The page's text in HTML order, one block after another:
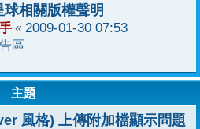
相關版權聲明
« 2009-01-30 07:53
區
主題
風格) 上傳附加檔顯示問題